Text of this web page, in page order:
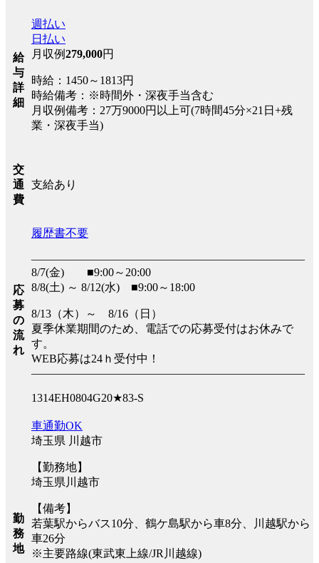
給
与
詳
細
週払い
日払い
月収例279,000円
時給：1450～1813円
時給備考：※時間外・深夜手当含む
月収例備考：27万9000円以上可(7時間45分×21日+残
業・深夜手当)
交
通
費
支給あり
応
募
の
流
れ
履歴書不要
――――――――――――――――――――――――
8/7(金) ■9:00～20:00
8/8(土) ～ 8/12(水) ■9:00～18:00
8/13（木）～ 8/16（日）
夏季休業期間のため、電話での応募受付はお休みで
す。
WEB応募は24ｈ受付中！
――――――――――――――――――――――――
1314EH0804G20★83-S
勤
務
地
車通勤OK
埼玉県 川越市
【勤務地】
埼玉県川越市
【備考】
若葉駅からバス10分、鶴ケ島駅から車8分、川越駅から
車26分
※主要路線(東武東上線/JR川越線)